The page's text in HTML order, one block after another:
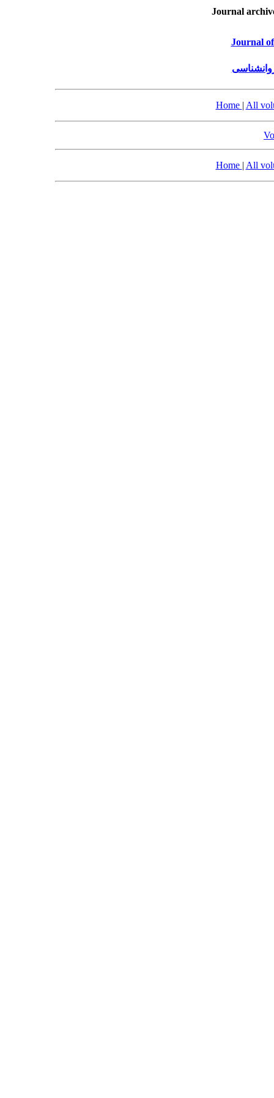
Journal
Journal
Home | All
Home | All